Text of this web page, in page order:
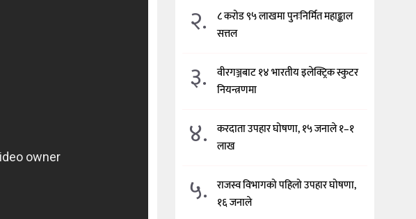
२.
८ करोड ९५ लाखमा पुनःनिर्मित महाङ्काल
सत्तल
३.
वीरगञ्जबाट १४ भारतीय इलेक्ट्रिक स्कुटर
नियन्त्रणमा
४.
करदाता उपहार घोषणा, १५ जनाले १–१
लाख
५.
राजस्व विभागको पहिलो उपहार घोषणा,
१६ जनाले